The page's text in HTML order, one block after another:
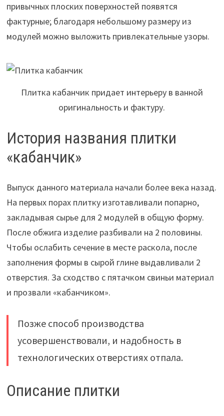
привычных плоских поверхностей появятся
фактурные; благодаря небольшому размеру из
модулей можно выложить привлекательные узоры.
Плитка кабанчик придает интерьеру в ванной
оригинальность и фактуру.
История названия плитки
«кабанчик»
Выпуск данного материала начали более века назад.
На первых порах плитку изготавливали попарно,
закладывая сырье для 2 модулей в общую форму.
После обжига изделие разбивали на 2 половины.
Чтобы ослабить сечение в месте раскола, после
заполнения формы в сырой глине выдавливали 2
отверстия. За сходство с пятачком свиньи материал
и прозвали «кабанчиком».
Позже способ производства
усовершенствовали, и надобность в
технологических отверстиях отпала.
Описание плитки